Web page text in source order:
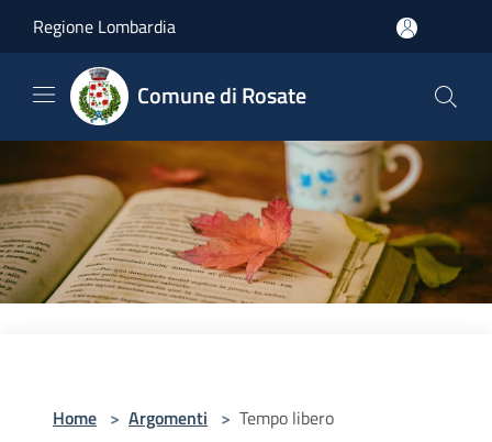
Regione Lombardia
Comune di Rosate
Home > Argomenti > Tempo libero